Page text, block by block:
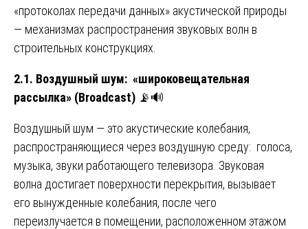
«протоколах передачи данных» акустической природы
— механизмах распространения звуковых волн в
строительных конструкциях.
2.1. Воздушный шум: «широковещательная
рассылка» (Broadcast) 📡🔊
Воздушный шум — это акустические колебания,
распространяющиеся через воздушную среду: голоса,
музыка, звуки работающего телевизора. Звуковая
волна достигает поверхности перекрытия, вызывает
его вынужденные колебания, после чего
переизлучается в помещении, расположенном этажом